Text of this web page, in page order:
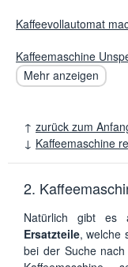
Kaffeevollautomat
Kaffeemaschine
Mehr anzeigen
↑ zurück zum
↓ Kaffeemaschine
2.
Natürlich gibt es
Ersatzteile, welche
bei der Suche